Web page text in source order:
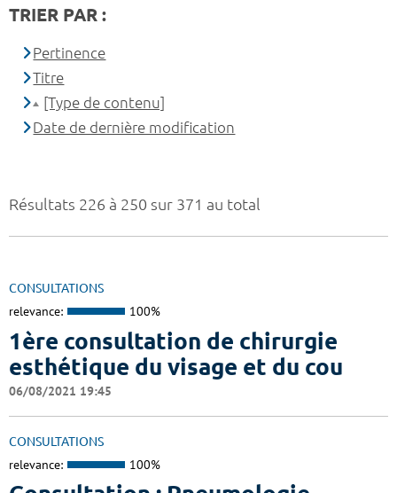
Résultats 226 à 250 sur 371 au total
CONSULTATIONS
relevance: 100%
1ère consultation de chirurgie
esthétique du visage et du cou
06/08/2021 19:45
CONSULTATIONS
relevance: 100%
TRIER PAR :
Pertinence
Titre
[Type de contenu]
Date de dernière modification